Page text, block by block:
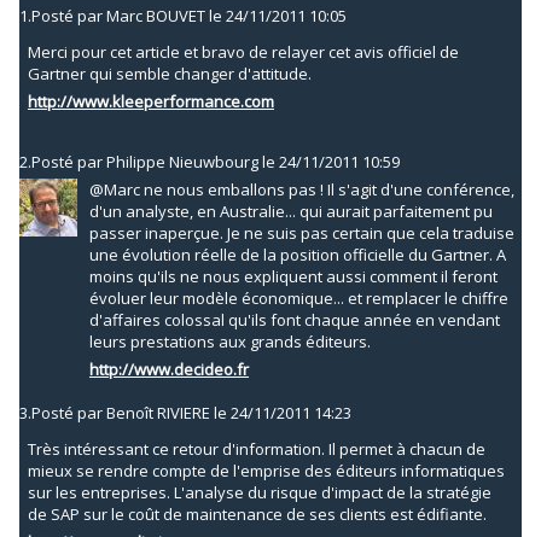
1.Posté parMarc BOUVETle 24/11/2011 10:05
Merci pour cet article et bravo de relayer cet avis officiel de
Gartner qui semble changer d'attitude.
http://www.kleeperformance.com
2.Posté parPhilippe Nieuwbourgle 24/11/2011 10:59
@Marc ne nous emballons pas ! Il s'agit d'une conférence,
d'un analyste, en Australie... qui aurait parfaitement pu
passer inaperçue. Je ne suis pas certain que cela traduise
une évolution réelle de la position officielle du Gartner. A
moins qu'ils ne nous expliquent aussi comment il feront
évoluer leur modèle économique... et remplacer le chiffre
d'affaires colossal qu'ils font chaque année en vendant
leurs prestations aux grands éditeurs.
http://www.decideo.fr
3.Posté parBenoît RIVIERE le 24/11/2011 14:23
Très intéressant ce retour d'information. Il permet à chacun de
mieux se rendre compte de l'emprise des éditeurs informatiques
sur les entreprises. L'analyse du risque d'impact de la stratégie
de SAP sur le coût de maintenance de ses clients est édifiante.